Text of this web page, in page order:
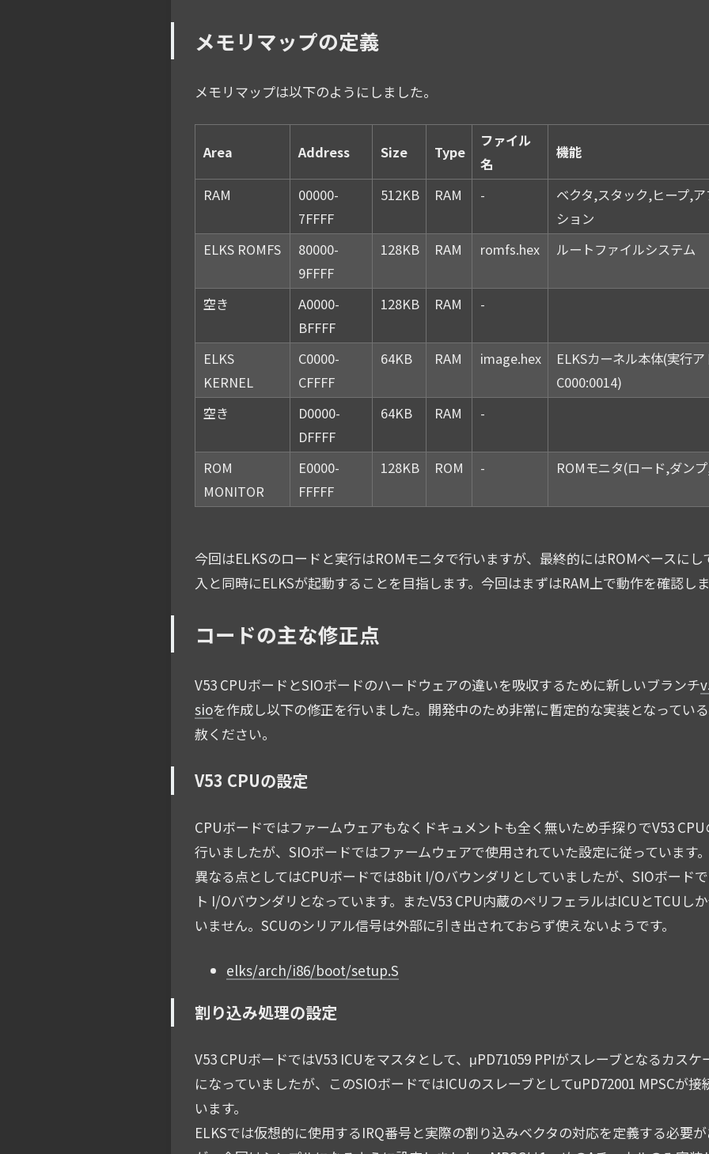
メモリマップの定義
メモリマップは以下のようにしました。
Area Address Size Type
ファイル
名
機能
RAM
00000-
7FFFF
512KB RAM -
ベクタ,スタック,ヒープ,
ション
ELKS ROMFS
80000-
9FFFF
128KB RAM romfs.hex ルートファイルシステム
空き
A0000-
BFFFF
128KB RAM -
ELKS
KERNEL
C0000-
CFFFF
64KB RAM image.hex
ELKSカーネル本体(実行ア
C000:0014)
空き
D0000-
DFFFF
64KB RAM -
ROM
MONITOR
E0000-
FFFFF
128KB ROM - ROMモニタ(ロード,ダン
今回はELKSのロードと実行はROMモニタで行いますが、最終的にはROMベースにし
入と同時にELKSが起動することを目指します。今回はまずはRAM上で動作を確認しま
コードの主な修正点
V53 CPUボードとSIOボードのハードウェアの違いを吸収するために新しいブランチ
sioを作成し以下の修正を行いました。開発中のため非常に暫定的な実装となってい
赦ください。
V53 CPUの設定
CPUボードではファームウェアもなくドキュメントも全く無いため手探りでV53 CPU
行いましたが、SIOボードではファームウェアで使用されていた設定に従っています。
異なる点としてはCPUボードでは8bit I/Oバウンダリとしていましたが、SIOボード
ト I/Oバウンダリとなっています。またV53 CPU内蔵のペリフェラルはICUとTCUし
いません。SCUのシリアル信号は外部に引き出されておらず使えないようです。
elks/arch/i86/boot/setup.S
割り込み処理の設定
V53 CPUボードではV53 ICUをマスタとして、μPD71059 PPIがスレーブとなるカスケ
になっていましたが、このSIOボードではICUのスレーブとしてuPD72001 MPSCが接
います。
ELKSでは仮想的に使用するIRQ番号と実際の割り込みベクタの対応を定義する必要